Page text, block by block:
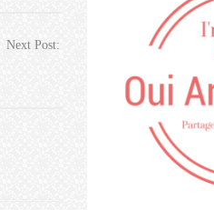
Next Post: